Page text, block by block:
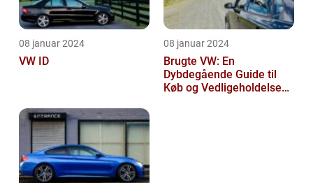
08 januar 2024
VW ID
08 januar 2024
Brugte VW: En
Dybdegående Guide til
Køb og Vedligeholdelse